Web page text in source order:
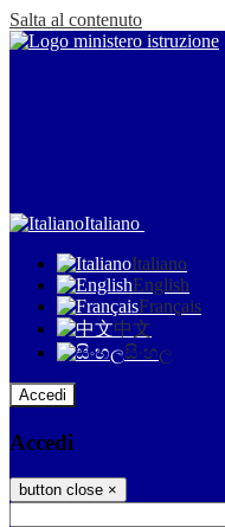
Salta al contenuto
Italiano
Italiano
English
Français
中文
සිංහල
Accedi
Accedi
button close ×